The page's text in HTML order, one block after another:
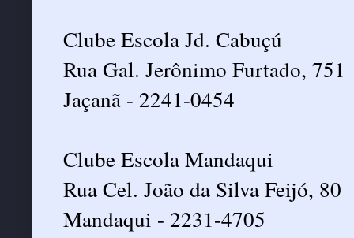
Clube Escola Jd. Cabuçú
Rua Gal. Jerônimo Furtado, 751
Jaçanã - 2241-0454
Clube Escola Mandaqui
Rua Cel. João da Silva Feijó, 80
Mandaqui - 2231-4705